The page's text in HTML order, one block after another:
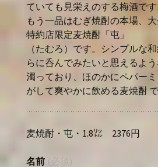
ていても見栄えのする梅酒です
もう一品はむぎ焼酎の本場、
特約店限定麦焼酎「屯」
（たむろ）です。シンプルな
らに呑んでみたいと思えるよ
濁っており、ほのかにペパー
がして爽やかに飲める麦焼酎 で
麦焼酎・屯・1.8㍑ 2376円
名前 (必須)